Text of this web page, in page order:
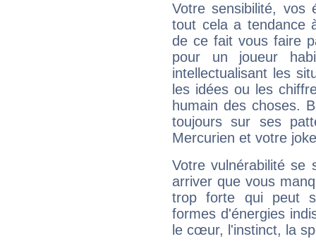
Votre sensibilité,
tout cela a tendance
de ce fait vous faire
pour un joueur
intellectualisant les
les idées ou les
humain des choses.
toujours sur ses
Mercurien et votre
Votre vulnérabilité se
arriver que vous
trop forte qui peut
formes d'énergies
le cœur, l'instinct, la